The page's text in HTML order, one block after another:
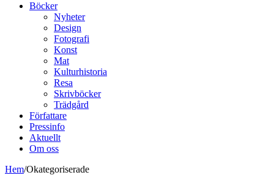
Böcker
Nyheter
Design
Fotografi
Konst
Mat
Kulturhistoria
Resa
Skrivböcker
Trädgård
Författare
Pressinfo
Aktuellt
Om oss
Hem/Okategoriserade